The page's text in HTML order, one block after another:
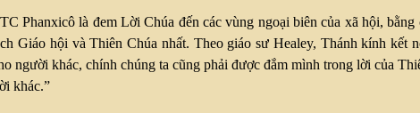
Phanxicô là đem Lời Chúa đến các vùng ngoại biên của xã hội,
Giáo hội và Thiên Chúa nhất. Theo giáo sư Healey, Thánh kính kết
người khác, chính chúng ta cũng phải được đắm mình trong lời của
khác.”